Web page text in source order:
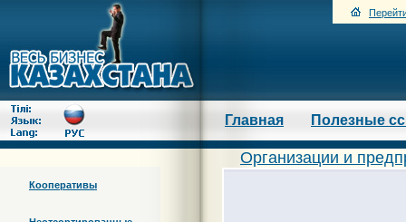
Главная Полезные
Кооперативы
Организации и